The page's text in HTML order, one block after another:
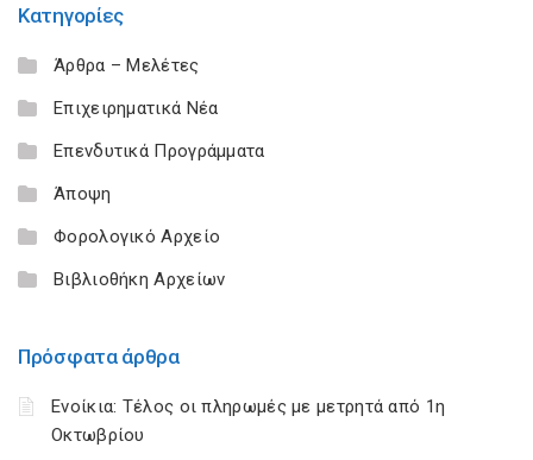
Κατηγορίες
Άρθρα – Μελέτες
Επιχειρηματικά Νέα
Επενδυτικά Προγράμματα
Άποψη
Φορολογικό Αρχείο
Βιβλιοθήκη Αρχείων
Πρόσφατα άρθρα
Ενοίκια: Τέλος οι πληρωμές με μετρητά από 1η
Οκτωβρίου